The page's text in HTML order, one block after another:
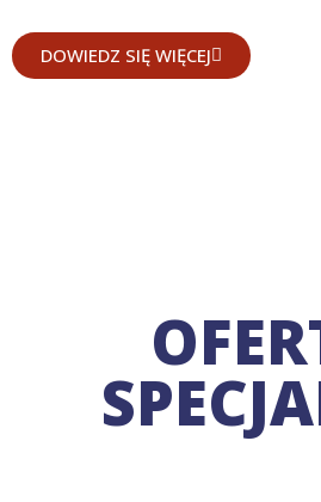
DOWIEDZ SIĘ WIĘCEJ